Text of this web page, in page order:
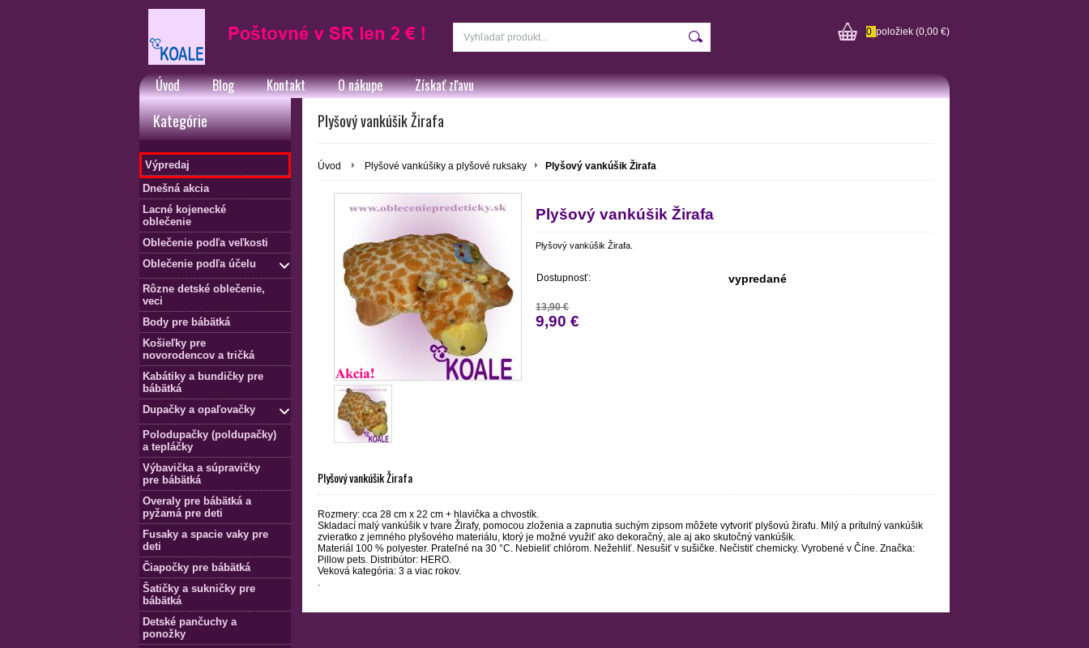
0 položiek (0,00 €)
Úvod Blog Kontakt O nákupe Získať zľavu
Kategórie
Výpredaj
Dnešná akcia
Lacné kojenecké
oblečenie
Oblečenie podľa veľkosti
Oblečenie podľa účelu
Rôzne detské oblečenie,
veci
Body pre bábätká
Košieľky pre
novorodencov a tričká
Kabátiky a bundičky pre
bábätká
Dupačky a opaľovačky
Polodupačky (poldupačky)
a tepláčky
Výbavička a súpravičky
pre bábätká
Overaly pre bábätká a
pyžamá pre deti
Fusaky a spacie vaky pre
deti
Čiapočky pre bábätká
Šatičky a sukničky pre
bábätká
Detské pančuchy a
ponožky
Plyšový vankúšik Žirafa
Úvod Plyšové vankúšiky a plyšové ruksaky Plyšový vankúšik Žirafa
Plyšový vankúšik Žirafa
Plyšový vankúšik Žirafa.
Dostupnosť: vypredané
13,90 €
9,90 €
Plyšový vankúšik Žirafa
Rozmery: cca 28 cm x 22 cm + hlavička a chvostík.
Skladací malý vankúšik v tvare Žirafy, pomocou zloženia a zapnutia suchým zipsom môžete vytvoriť plyšovú žirafu. Milý a prítulný vankúšik
zvieratko z jemného plyšového materiálu, ktorý je možné využiť ako dekoračný, ale aj ako skutočný vankúšik.
Materiál 100 % polyester. Prateľné na 30 °C. Nebieliť chlórom. Nežehliť. Nesušiť v sušičke. Nečistiť chemicky. Vyrobené v Číne. Značka:
Pillow pets. Distribútor: HERO.
Veková kategória: 3 a viac rokov.
.